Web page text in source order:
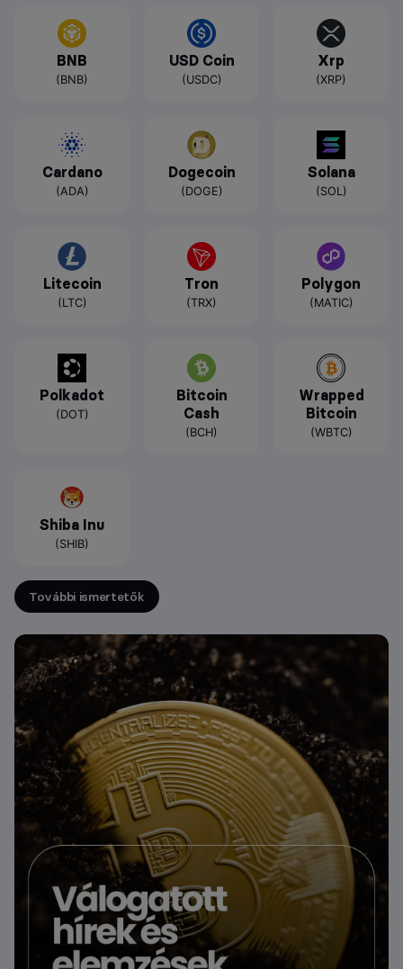
BNB
(BNB)
USD Coin
(USDC)
Xrp
(XRP)
Cardano
(ADA)
Dogecoin
(DOGE)
Solana
(SOL)
Litecoin
(LTC)
Tron
(TRX)
Polygon
(MATIC)
Polkadot
(DOT)
Bitcoin
Cash
(BCH)
Wrapped
Bitcoin
(WBTC)
Shiba Inu
(SHIB)
További ismertetők